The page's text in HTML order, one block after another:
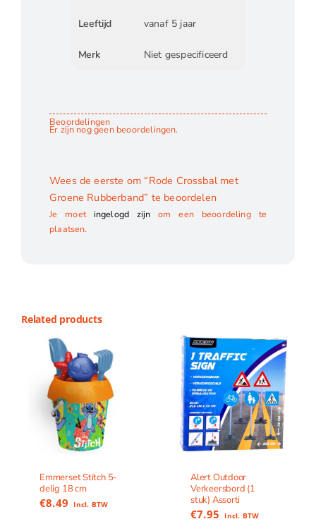
Leeftijd vanaf 5 jaar
Merk Niet gespecificeerd
Beoordelingen
Er zijn nog geen beoordelingen.
Wees de eerste om “Rode Crossbal met
Groene Rubberband” te beoordelen
Je moet ingelogd zijn om een beoordeling te
plaatsen.
Related products
Emmerset Stitch 5-
delig 18 cm
€8.49 Incl. BTW
Alert Outdoor
Verkeersbord (1
stuk) Assorti
€7.95 Incl. BTW